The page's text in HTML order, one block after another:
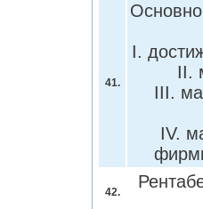
41.
I.
II.
III.
IV.
42.